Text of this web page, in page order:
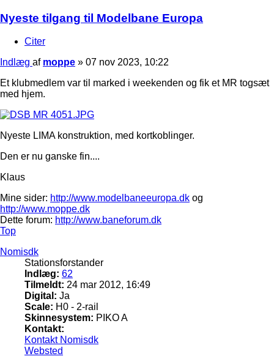
Nyeste tilgang til Modelbane Europa
Citer
Indlæg af moppe » 07 nov 2023, 10:22
Et klubmedlem var til marked i weekenden og fik et MR togsæt
med hjem.
Nyeste LIMA konstruktion, med kortkoblinger.
Den er nu ganske fin....
Klaus
Mine sider: http://www.modelbaneeuropa.dk og
http://www.moppe.dk
Dette forum: http://www.baneforum.dk
Top
Nomisdk
Stationsforstander
Indlæg: 62
Tilmeldt: 24 mar 2012, 16:49
Digital: Ja
Scale: H0 - 2-rail
Skinnesystem: PIKO A
Kontakt:
Kontakt Nomisdk
Websted